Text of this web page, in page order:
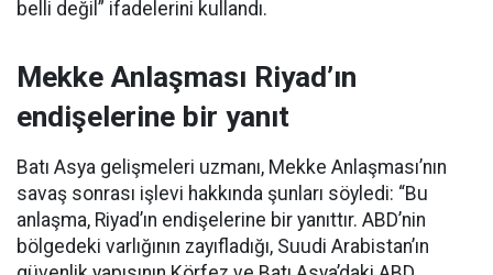
belli değil” ifadelerini kullandı.
Mekke Anlaşması Riyad’ın
endişelerine bir yanıt
Batı Asya gelişmeleri uzmanı, Mekke Anlaşması’nın
savaş sonrası işlevi hakkında şunları söyledi: “Bu
anlaşma, Riyad’ın endişelerine bir yanıttır. ABD’nin
bölgedeki varlığının zayıfladığı, Suudi Arabistan’ın